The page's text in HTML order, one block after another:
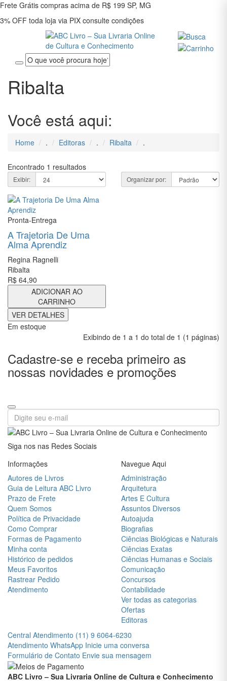
Frete Grátis compras acima de R$ 199 SP, MG
3% OFF toda loja via PIX consulte condições
Entrar
Cadastrar
ARTES E
CULTURA
ASSUNTOS
DIVERSOS
AUTOAJUDA
BIOGRAFIAS
CIÊNCIAS
BIOLÓGICAS
E NATURAIS
CIÊNCIAS
EXATAS
E SOCIAIS
COMUNICAÇÃO
CONTABILIDADE
GASTRONOMIA
DICIONÁRIOS
DIDÁTICOS
DIREITO
ECONOMIA
EDUCAÇÃO
ENGENHARIA
ENSINO
ESPORTES
E LAZER
FICÇÃO
Ribalta
Você está aqui:
Home . Editoras . Ribalta .
Encontrado 1 resultados
Organizar por:
Exibir:
Pronta-Entrega
A Trajetoria De Uma
Alma Aprendiz
Regina Ragnelli
Ribalta
R$ 64,90
ADICIONAR AO
CARRINHO
VER DETALHES
Em estoque
Exibindo de 1 a 1 do total de 1 (1 páginas)
Cadastre-se e receba primeiro as
nossas novidades e promoções
Siga nos nas Redes Sociais
Informações
Autores de Livros
Guia de Leitura ABC Livro
Prazo de Frete
Quem Somos
Política de Privacidade
Como Comprar
Formas de Pagamento
Minha conta
Histórico de pedidos
Meus Favoritos
Rastrear Pedido
Atendimento
Navegue Aqui
Administração
Arquitetura
Artes E Cultura
Assuntos Diversos
Autoajuda
Biografias
Ciências Biológicas e Naturais
Ciências Exatas
Ciências Humanas e Sociais
Comunicação
Concursos
Contabilidade
Ver todas as categorias
Ofertas
Editoras
Central Atendimento (11) 9 6064-6230
Atendimento WhatsApp Inicie uma conversa
Formulário de Contato Envie sua mensagem
ABC Livro – Sua Livraria Online de Cultura e Conhecimento